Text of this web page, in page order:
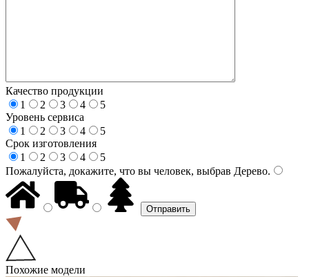
Качество продукции
1
2 3 4
5
Уровень сервиса
1
2 3 4
5
Срок изготовления
1
2 3 4
5
Пожалуйста, докажите, что вы человек, выбрав Дерево.
Похожие модели